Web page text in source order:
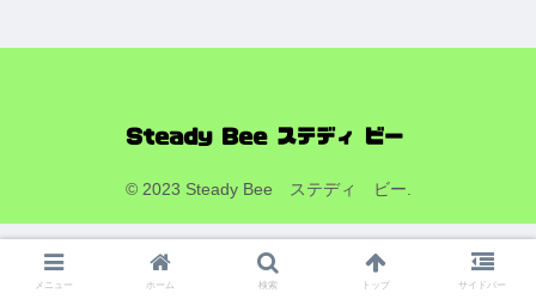
© 2023 Steady Bee ステディ ビー.
メニュー ホーム 検索 トップ サイドバー